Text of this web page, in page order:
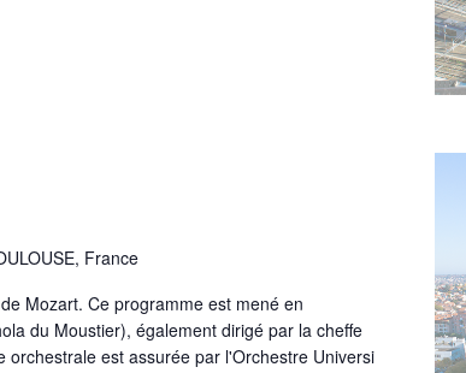
France
Mozart. Ce programme est mené en
du Moustier), également dirigé par la cheffe
est assurée par l'Orchestre Universi